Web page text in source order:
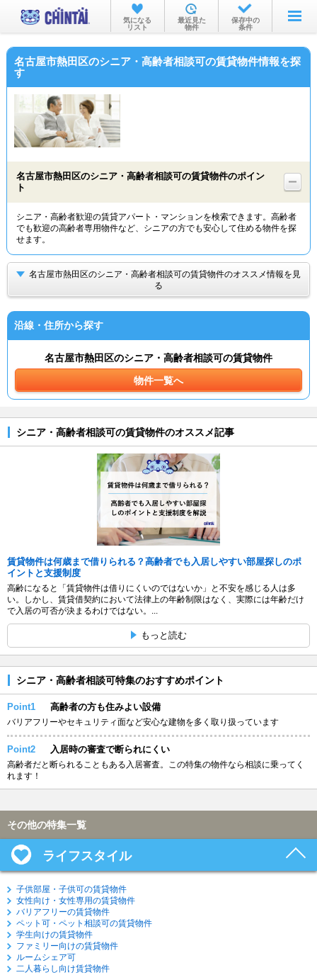
お部屋を探す
沿線・駅から
不動産会社から
気になる
リスト
最近見た
物件
保存中の
条件
名古屋市熱田区のシニア・高齢者相談可の賃貸物件情報を探
す
名古屋市熱田区のシニア・高齢者相談可の賃貸物件のポイン
ト
シニア・高齢者歓迎の賃貸アパート・マンションを検索できます。高齢者
でも歓迎の高齢者専用物件など、シニアの方でも安心して住める物件を探
せます。
名古屋市熱田区のシニア・高齢者相談可の賃貸物件のオススメ情報を見
る
沿線・住所から探す
名古屋市熱田区のシニア・高齢者相談可の賃貸物件
物件一覧へ
シニア・高齢者相談可の賃貸物件のオススメ記事
賃貸物件は何歳まで借りられる？高齢者でも入居しやすい部屋探しのポ
イントと支援制度
高齢になると「賃貸物件は借りにくいのではないか」と不安を感じる人は多
い。しかし、賃貸借契約において法律上の年齢制限はなく、実際には年齢だけ
で入居の可否が決まるわけではない。...
もっと読む
シニア・高齢者相談可特集のおすすめポイント
Point1 高齢者の方も住みよい設備
バリアフリーやセキュリティ面など安心な建物を多く取り扱っています
Point2 入居時の審査で断られにくい
高齢者だと断られることもある入居審査。この特集の物件なら相談に乗ってく
れます！
その他の特集一覧
ライフスタイル
子供部屋・子供可の賃貸物件
女性向け・女性専用の賃貸物件
バリアフリーの賃貸物件
ペット可・ペット相談可の賃貸物件
学生向けの賃貸物件
ファミリー向けの賃貸物件
ルームシェア可
二人暮らし向け賃貸物件